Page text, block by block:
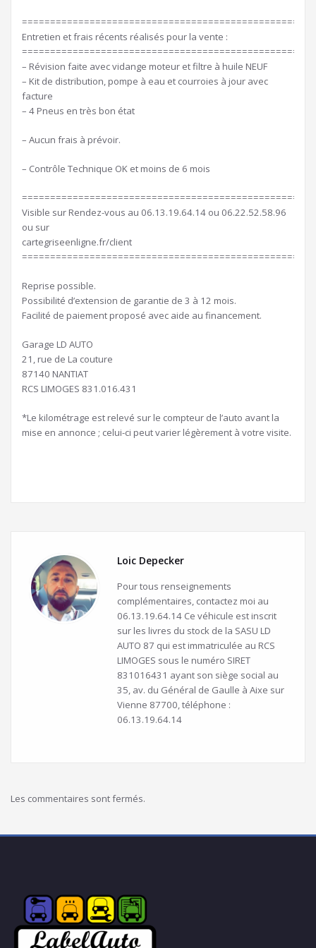
Entretien et frais récents réalisés pour la vente :
– Révision faite avec vidange moteur et filtre à huile NEUF
– Kit de distribution, pompe à eau et courroies à jour avec
facture
– 4 Pneus en très bon état
– Aucun frais à prévoir.
– Contrôle Technique OK et moins de 6 mois
Visible sur Rendez-vous au 06.13.19.64.14 ou 06.22.52.58.96
ou sur
cartegriseenligne.fr/client
Reprise possible.
Possibilité d’extension de garantie de 3 à 12 mois.
Facilité de paiement proposé avec aide au financement.
Garage LD AUTO
21, rue de La couture
87140 NANTIAT
RCS LIMOGES 831.016.431
*Le kilométrage est relevé sur le compteur de l’auto avant la
mise en annonce ; celui-ci peut varier légèrement à votre visite.
Loic Depecker
Pour tous renseignements
complémentaires, contactez moi au
06.13.19.64.14 Ce véhicule est inscrit
sur les livres du stock de la SASU LD
AUTO 87 qui est immatriculée au RCS
LIMOGES sous le numéro SIRET
831016431 ayant son siège social au
35, av. du Général de Gaulle à Aixe sur
Vienne 87700, téléphone :
06.13.19.64.14
Les commentaires sont fermés.